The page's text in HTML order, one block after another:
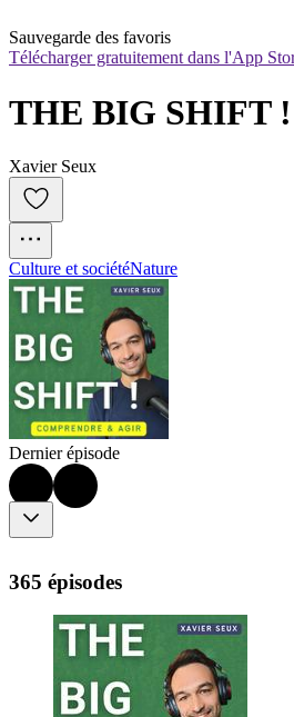
Sauvegarde des favoris
Télécharger gratuitement dans l'App
THE BIG SHIFT !
Xavier Seux
Culture et sociétéNature
Dernier épisode
365 épisodes